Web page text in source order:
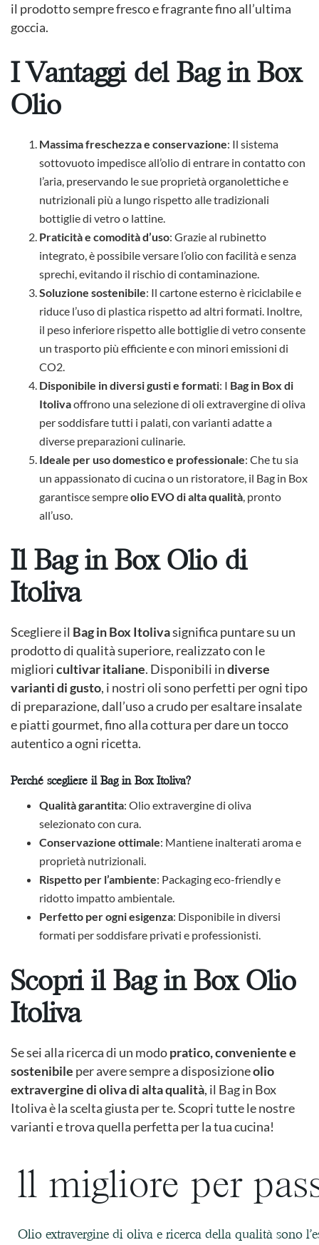
il prodotto sempre fresco e fragrante fino all’ultima
goccia.
I Vantaggi del Bag in Box
Olio
Massima freschezza e conservazione: Il sistema
sottovuoto impedisce all’olio di entrare in contatto con
l’aria, preservando le sue proprietà organolettiche e
nutrizionali più a lungo rispetto alle tradizionali
bottiglie di vetro o lattine.
Praticità e comodità d’uso: Grazie al rubinetto
integrato, è possibile versare l’olio con facilità e senza
sprechi, evitando il rischio di contaminazione.
Soluzione sostenibile: Il cartone esterno è riciclabile e
riduce l’uso di plastica rispetto ad altri formati. Inoltre,
il peso inferiore rispetto alle bottiglie di vetro consente
un trasporto più efficiente e con minori emissioni di
CO2.
Disponibile in diversi gusti e formati: I Bag in Box di
Itolivaoffrono una selezione di oli extravergine di oliva
per soddisfare tutti i palati, con varianti adatte a
diverse preparazioni culinarie.
Ideale per uso domestico e professionale: Che tu sia
un appassionato di cucina o un ristoratore, il Bag in Box
garantisce sempreolio EVO di alta qualità , pronto
all’uso.
Il Bag in Box Olio di
Itoliva
Scegliere il Bag in Box Itolivasignifica puntare su un
prodotto di qualità superiore, realizzato con le
miglioricultivar italiane. Disponibili indiverse
varianti di gusto, i nostri oli sono perfetti per ogni tipo
di preparazione, dall’uso a crudo per esaltare insalate
e piatti gourmet, fino alla cottura per dare un tocco
autentico a ogni ricetta.
Perché scegliere il Bag in Box Itoliva?
Qualità garantita: Olio extravergine di oliva
selezionato con cura.
Conservazione ottimale: Mantiene inalterati aroma e
proprietà nutrizionali.
Rispetto per l’ambiente: Packaging eco-friendly e
ridotto impatto ambientale.
Perfetto per ogni esigenza: Disponibile in diversi
formati per soddisfare privati e professionisti.
Scopri il Bag in Box Olio
Itoliva
Se sei alla ricerca di un modopratico, conveniente e
sostenibile per avere sempre a disposizioneolio
extravergine di oliva di alta qualità, il Bag in Box
Itoliva è la scelta giusta per te. Scopri tutte le nostre
varianti e trova quella perfetta per la tua cucina!
ll migliore per
Olio extravergine di oliva e ricerca della qualità sono